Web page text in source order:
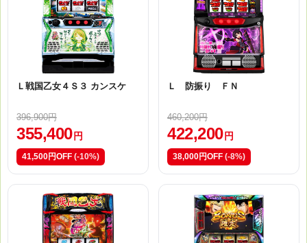
Ｌ戦国乙女４Ｓ３ カンスケ
396,900円
355,400 円
41,500円OFF (-10%)
Ｌ 防振り ＦＮ
460,200円
422,200 円
38,000円OFF (-8%)